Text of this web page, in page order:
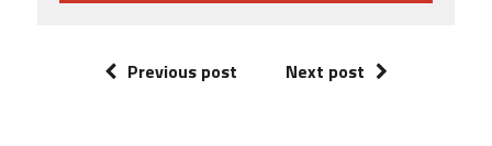
Previous post Next post